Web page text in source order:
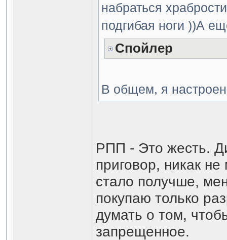
набраться
подгибая ноги ))А
Спойлер
В общем, я
РПП - Это жесть.
приговор, никак не
стало получше,
покупаю только
думать о том,
запрещенное.